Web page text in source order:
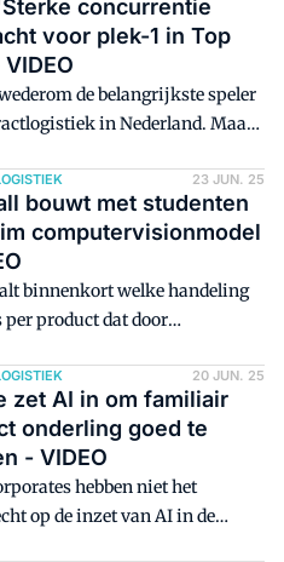
concurrentie
voor plek-1 in Top
de belangrijkste speler
in Nederland. Maar
namens het bedrijf. "We
sterke concurrentie
vanuit de DSV/Schenker-
dus we waren niet helemaal
23 JUN. 25
bouwt met studenten
computervisionmodel
binnenkort welke handeling
per product dat door
concrete AI-project waar
in Bleiswijk mee bezig is.
der Aa, als jurylid
aan de Top 100 Logistiek
is benieuwd naar de
dit met studenten te doen en in
20 JUN. 25
zet AI in om familiair
onderling goed te
- VIDEO
hebben niet het
op de inzet van AI in de